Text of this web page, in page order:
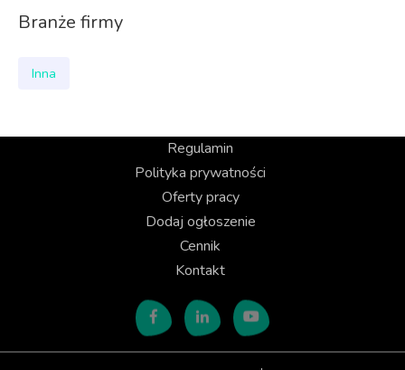
Branże firmy
Inna
Regulamin
Polityka prywatności
Oferty pracy
Dodaj ogłoszenie
Cennik
Kontakt